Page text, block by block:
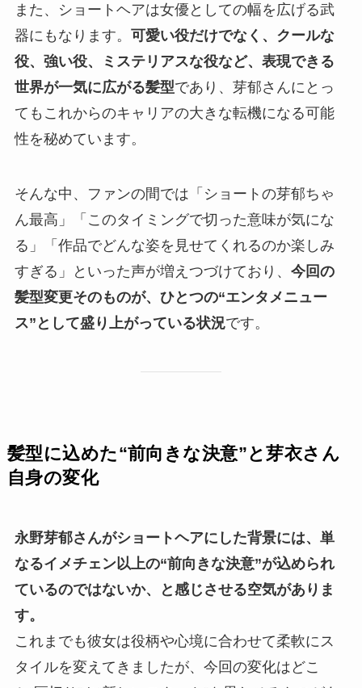
また、ショートヘアは女優としての幅を広げる武
器にもなります。 可愛い役だけでなく、クールな
役、強い役、ミステリアスな役など、表現できる
世界が一気に広がる髪型であり、芽郁さんにとっ
てもこれからのキャリアの大きな転機になる可能
性を秘めています。
そんな中、ファンの間では「ショートの芽郁ちゃ
ん最高」「このタイミングで切った意味が気にな
る」「作品でどんな姿を見せてくれるのか楽しみ
すぎる」といった声が増えつづけており、 今回の
髪型変更そのものが、ひとつの“エンタメニュー
ス”として盛り上がっている状況です。
髪型に込めた“前向きな決意”と芽衣さん
自身の変化
永野芽郁さんがショートヘアにした背景には、単
なるイメチェン以上の“前向きな決意”が込められ
ているのではないか、と感じさせる空気がありま
す。
これまでも彼女は役柄や心境に合わせて柔軟にス
タイルを変えてきましたが、今回の変化はどこ